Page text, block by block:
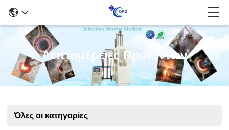
Λεπτομέρειες Προϊόντων
Όλες οι κατηγορίες